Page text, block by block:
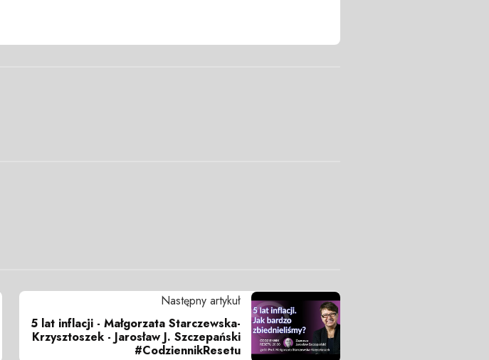
Następny artykuł
5 lat inflacji - Małgorzata Starczewska-
Krzysztoszek - Jarosław J. Szczepański
#CodziennikResetu